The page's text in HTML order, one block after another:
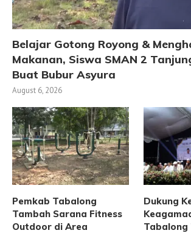
Belajar Gotong Royong &
Makanan, Siswa SMAN 2
Buat Bubur Asyura
August 6, 2026
Pemkab Tabalong
Tambah Sarana Fitness
Outdoor di Area
Dukung
Tabalong